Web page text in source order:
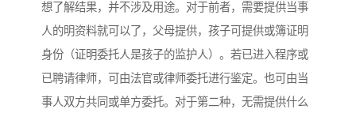
想了解结果，并不涉及用途。对于前者，需要提供当事
人的明资料就可以了，父母提供，孩子可提供或簿证明
身份（证明委托人是孩子的监护人）。若已进入程序或
已聘请律师，可由法官或律师委托进行鉴定。也可由当
事人双方共同或单方委托。对于第二种，无需提供什么